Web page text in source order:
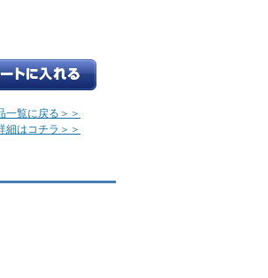
一覧に戻る＞＞
細はコチラ＞＞